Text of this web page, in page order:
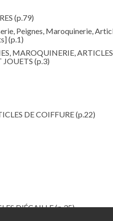
(p.79)
Peignes, Maroquinerie,
(p.1)
MAROQUINERIE,
JOUETS (p.3)
DE COIFFURE(p.22)
D'ÉCAILLE(p.35)